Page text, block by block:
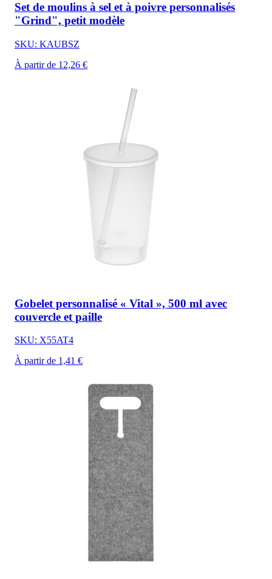
Set de moulins à sel et à poivre personnalisés
"Grind", petit modèle
SKU: KAUBSZ
À partir de 12,26 €
Gobelet personnalisé « Vital », 500 ml avec
couvercle et paille
SKU: X55AT4
À partir de 1,41 €